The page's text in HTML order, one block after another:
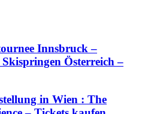
Innsbruck –
Skispringen Österreich –
in Wien : The